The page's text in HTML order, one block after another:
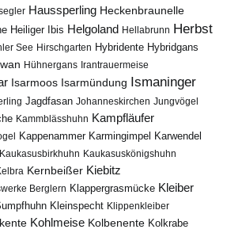
Haussperling Heckenbraunelle
Heiliger Ibis Helgoland Hellabrunn Herbst
See Hirschgarten Hybridente Hybridgans
Hühnergans Irantrauermeise
Isarmoos Isarmündung Ismaninger
Jagdfasan Johanneskirchen Jungvögel
Kammblässhuhn Kampfläufer
Kappenammer Karmingimpel Karwendel
Kaukasusbirkhuhn Kaukasuskönigshuhn
Kernbeißer Kiebitz
Berglern Klappergrasmücke Kleiber
Kleinspecht Klippenkleiber
Kohlmeise Kolbenente Kolkrabe